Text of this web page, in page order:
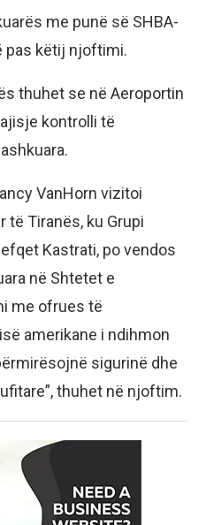
me punë së SHBA-
pas këtij njoftimi.
thuhet se në Aeroportin
kontrolli të
VanHorn vizitoi
të Tiranës, ku Grupi
Kastrati, po vendos
në Shtetet e
me ofrues të
amerikane i ndihmon
sigurinë dhe
thuhet në njoftim.